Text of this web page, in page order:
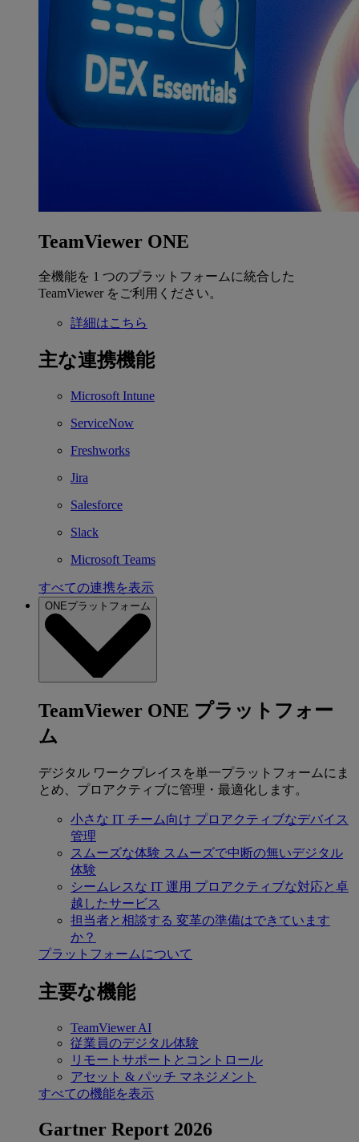
TeamViewer ONE
全機能を 1 つのプラットフォームに統合した
TeamViewer をご利用ください。
詳細はこちら
主な連携機能
Microsoft Intune
ServiceNow
Freshworks
Jira
Salesforce
Slack
Microsoft Teams
すべての連携を表示
ONEプラットフォーム
TeamViewer ONE プラットフォー
ム
デジタル ワークプレイスを単一プラットフォームにま
とめ、プロアクティブに管理・最適化します。
小さな IT チーム向け プロアクティブなデバイス
管理
スムーズな体験 スムーズで中断の無いデジタル
体験
シームレスな IT 運用 プロアクティブな対応と卓
越したサービス
担当者と相談する 変革の準備はできています
か？
プラットフォームについて
主要な機能
TeamViewer AI
従業員のデジタル体験
リモートサポートとコントロール
アセット & パッチ マネジメント
すべての機能を表示
Gartner Report 2026